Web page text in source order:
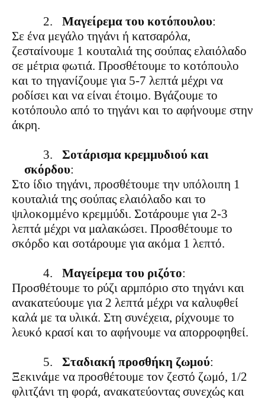
2. Μαγείρεμα του κοτόπουλου:
Σε ένα μεγάλο τηγάνι ή κατσαρόλα,
ζεσταίνουμε 1 κουταλιά της σούπας ελαιόλαδο
σε μέτρια φωτιά. Προσθέτουμε το κοτόπουλο
και το τηγανίζουμε για 5-7 λεπτά μέχρι να
ροδίσει και να είναι έτοιμο. Βγάζουμε το
κοτόπουλο από το τηγάνι και το αφήνουμε στην
άκρη.
3.
Σοτάρισμα κρεμμυδιού και
σκόρδου:
Στο ίδιο τηγάνι, προσθέτουμε την υπόλοιπη 1
κουταλιά της σούπας ελαιόλαδο και το
ψιλοκομμένο κρεμμύδι. Σοτάρουμε για 2-3
λεπτά μέχρι να μαλακώσει. Προσθέτουμε το
σκόρδο και σοτάρουμε για ακόμα 1 λεπτό.
4. Μαγείρεμα του ριζότο:
Προσθέτουμε το ρύζι αρμπόριο στο τηγάνι και
ανακατεύουμε για 2 λεπτά μέχρι να καλυφθεί
καλά με τα υλικά. Στη συνέχεια, ρίχνουμε το
λευκό κρασί και το αφήνουμε να απορροφηθεί.
5. Σταδιακή προσθήκη ζωμού:
Ξεκινάμε να προσθέτουμε τον ζεστό ζωμό, 1/2
φλιτζάνι τη φορά, ανακατεύοντας συνεχώς και